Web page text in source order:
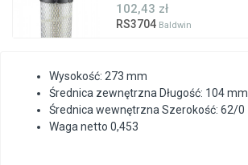
102,43 zł
RS3704 Baldwin
Wysokość: 273 mm
Średnica zewnętrzna Długość: 104 mm
Średnica wewnętrzna Szerokość: 62/0
Waga netto 0,453